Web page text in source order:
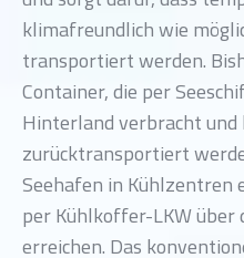
klimafreundlich wie
transportiert werden.
Container, die per
Hinterland verbracht und
zurücktransportiert
Seehafen in Kühlzentren
per Kühlkoffer-LKW
erreichen. Das